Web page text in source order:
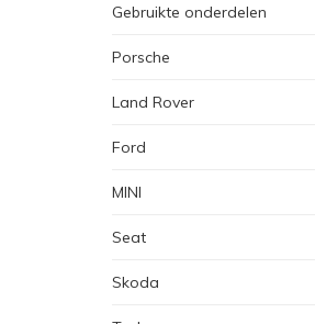
Gebruikte onderdelen
Porsche
Land Rover
Ford
MINI
Seat
Skoda